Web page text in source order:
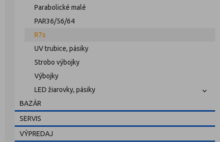
Parabolické malé
PAR36/56/64
R7s
UV trubice, pásiky
Strobo výbojky
Výbojky
LED žiarovky, pásiky
BAZÁR
SERVIS
VÝPREDAJ